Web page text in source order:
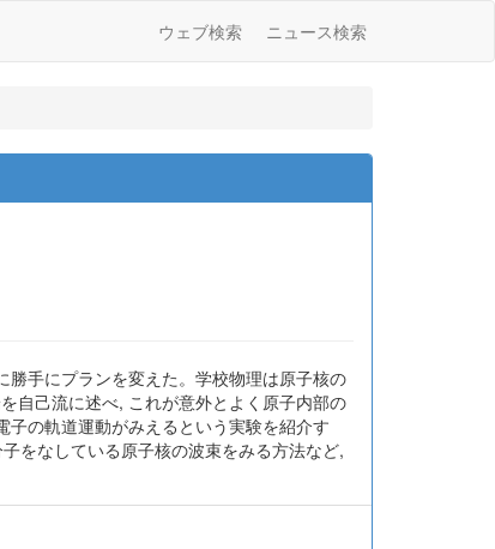
ウェブ検索 ニュース検索
手にプランを変えた。学校物理は原子核の
自己流に述べ, これが意外とよく原子内部の
の軌道運動がみえるという実験を紹介す
をなしている原子核の波束をみる方法など,